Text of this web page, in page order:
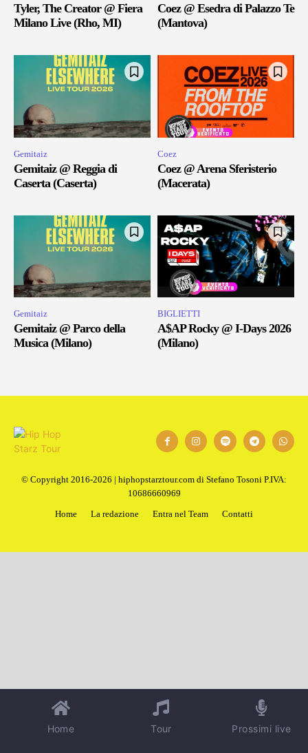
Tyler, The Creator @ Fiera
Milano Live (Rho, MI)
Coez @ Esedra di Palazzo Te
(Mantova)
Gemitaiz
Gemitaiz @ Reggia di
Caserta (Caserta)
Coez
Coez @ Arena Sferisterio
(Macerata)
Gemitaiz
Gemitaiz @ Parco della
Musica (Milano)
BIGLIETTI
A$AP Rocky @ I-Days 2026
(Milano)
© Copyright 2016-2026 | hiphopstarztour.com di Stefano Tosoni P.IVA:
10686660969
Home
La redazione Entra nel Team Contatti
Home Tour Prossimi live